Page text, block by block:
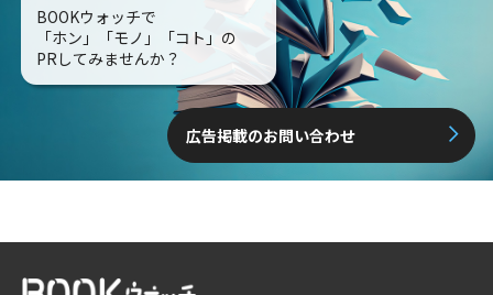
BOOKウォッチで
「ホン」「モノ」「コト」の
PRしてみませんか？
広告掲載のお問い合わせ